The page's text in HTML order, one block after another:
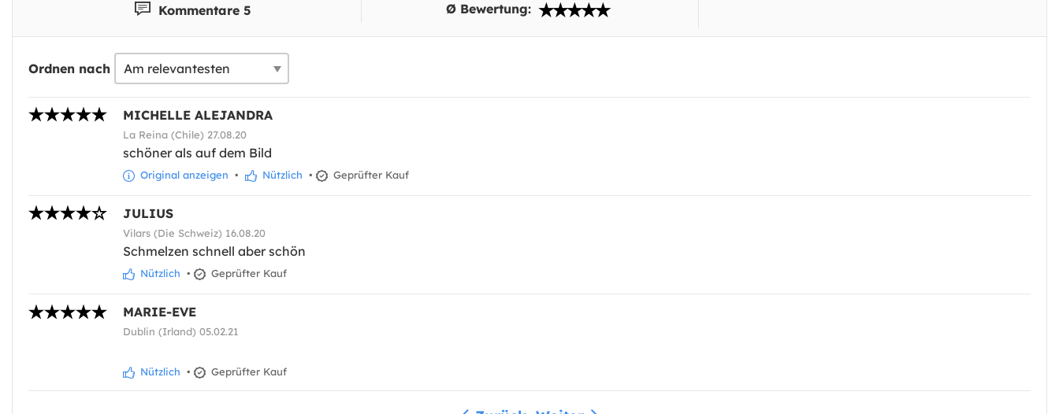
Kommentare 5 Ø Bewertung:
Ordnen nach
MICHELLE ALEJANDRA
La Reina (Chile) 27.08.20
schöner als auf dem Bild
Original anzeigen • Nützlich • Geprüfter Kauf
JULIUS
Vilars (Die Schweiz) 16.08.20
Schmelzen schnell aber schön
Nützlich • Geprüfter Kauf
MARIE-EVE
Dublin (Irland) 05.02.21
Nützlich • Geprüfter Kauf